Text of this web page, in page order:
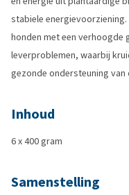
stabiele
honden met een verhoogde
leverproblemen, waarbij
gezonde ondersteuning
Inhoud
6 x 400 gram
Samenstelling